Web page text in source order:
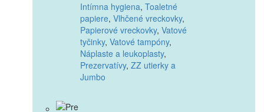
Intímna hygiena, Toaletné
papiere, Vlhčené vreckovky,
Papierové vreckovky, Vatové
tyčinky, Vatové tampóny,
Náplaste a leukoplasty,
Prezervatívy, ZZ utierky a
Jumbo